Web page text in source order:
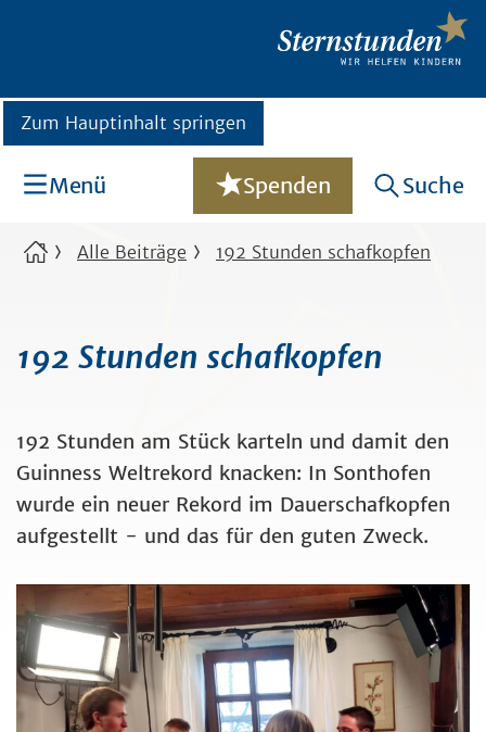
Zum Hauptinhalt springen
Menü Spenden Suche
Alle Beiträge 192 Stunden schafkopfen
192 Stunden schafkopfen
192 Stunden am Stück karteln und damit den
Guinness Weltrekord knacken: In Sonthofen
wurde ein neuer Rekord im Dauerschafkopfen
aufgestellt - und das für den guten Zweck.